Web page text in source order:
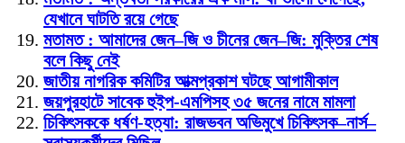
যেখানে ঘাটতি রয়ে গেছে
মতামত : আমাদের জেন–জি ও চীনের জেন–জি: মুক্তির শেষ
বলে কিছু নেই
জাতীয় নাগরিক কমিটির আত্মপ্রকাশ ঘটছে আগামীকাল
জয়পুরহাটে সাবেক হুইপ-এমপিসহ ৩৫ জনের নামে মামলা
চিকিৎসককে ধর্ষণ-হত্যা: রাজভবন অভিমুখে চিকিৎসক–নার্স–